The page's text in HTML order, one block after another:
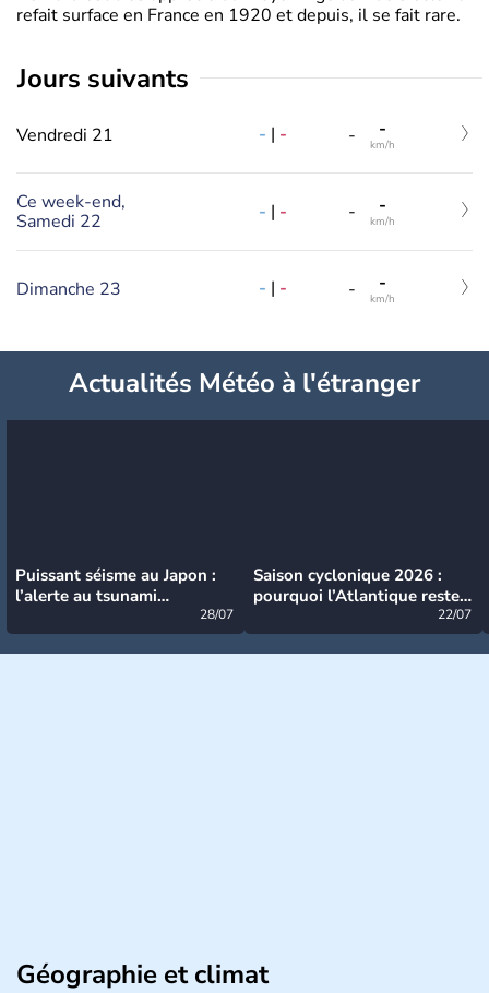
refait surface en France en 1920 et depuis, il se fait rare.
jours suivants
Vendredi 21 - | - - -
km/h
Ce week-end,
Samedi 22
- | - - -
km/h
Dimanche 23 - | - - -
km/h
Actualités Météo à l'étranger
Puissant séisme au Japon :
l’alerte au tsunami
28/07
Saison cyclonique 2026 :
pourquoi l’Atlantique reste
22/07
Géographie et climat